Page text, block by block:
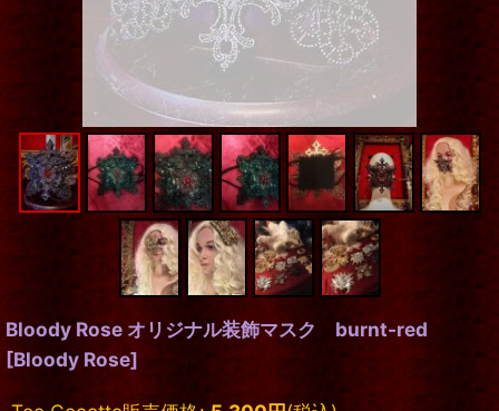
Bloody Rose オリジナル装飾マスク burnt-red
[Bloody Rose]